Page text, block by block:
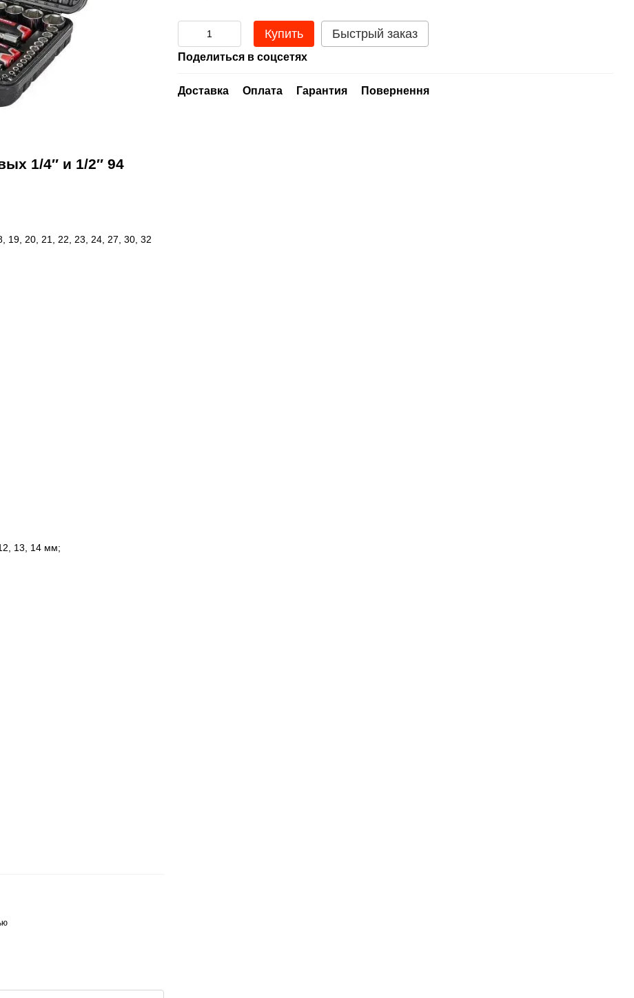
1/4″ и 1/2″ 94
19, 20, 21, 22, 23, 24, 27, 30, 32
13, 14 мм;
Купить Быстрый заказ
Поделиться в соцсетях
Доставка Оплата Гарантия Повернення